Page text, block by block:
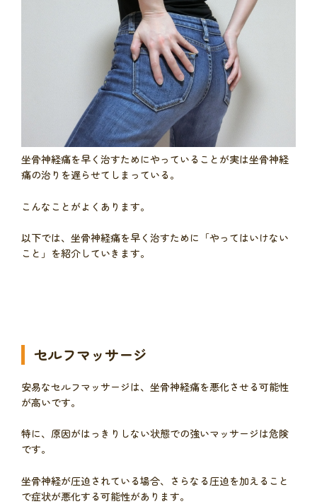
坐骨神経痛を早く治すためにやっていることが実は坐骨神経
痛の治りを遅らせてしまっている。
こんなことがよくあります。
以下では、坐骨神経痛を早く治すために「やってはいけない
こと」を紹介していきます。
セルフマッサージ
安易なセルフマッサージは、坐骨神経痛を悪化させる可能性
が高いです。
特に、原因がはっきりしない状態での強いマッサージは危険
です。
坐骨神経が圧迫されている場合、さらなる圧迫を加えること
で症状が悪化する可能性があります。